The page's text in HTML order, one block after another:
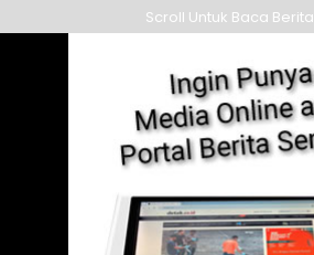
to
Scroll Untuk Baca Berita